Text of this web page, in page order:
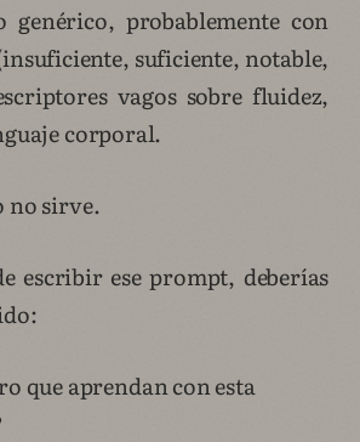
genérico, probablemente con
suficiente, notable,
vagos sobre fluidez,
corporal.
no sirve.
escribir ese prompt, deberías
que aprendan con esta